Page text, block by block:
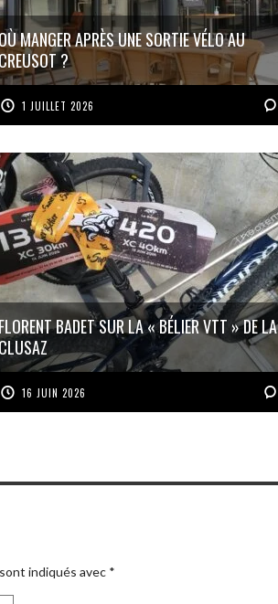
MANGER APRÈS UNE SORTIE VÉLO AU
?
1 JUILLET 2026
FLORENT BADET SUR LA « BÉLIER VTT » DE LA
16 JUIN 2026
indiqués avec *